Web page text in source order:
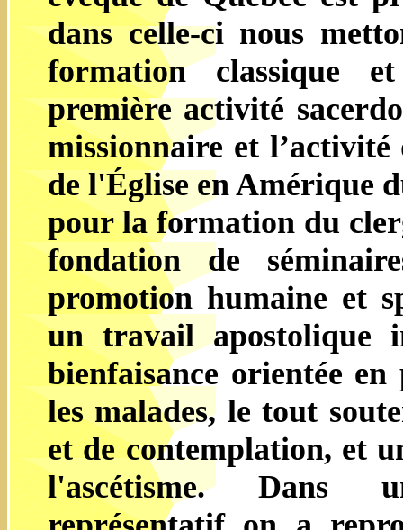
dans celle-ci nous
formation classique
première activité
missionnaire et
de l'Église en Amérique
pour la formation du
fondation de
promotion humaine et
un travail apostolique
bienfaisance orientée
les malades, le tout
et de contemplation, et
l'ascétisme. Dans